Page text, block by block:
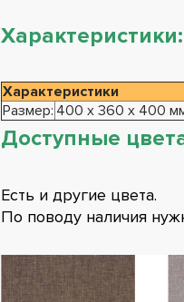
Характеристики:
Характеристики
Размер: 400 х 360 х 400
Доступные
Есть и другие цвета.
По поводу наличия